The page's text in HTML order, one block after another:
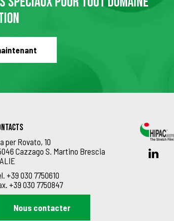
per Rovato, 10
Cazzago S. Martino Brescia
+39 030 7750610
+39 030 7750847
Nous contacter